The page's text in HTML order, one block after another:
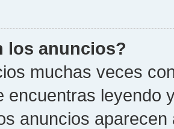
los anuncios?
muchas veces
encuentras leyendo
anuncios